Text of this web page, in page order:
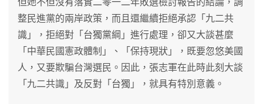
整民進黨的兩岸政策，而且還繼續拒絕承認「九二共
識」，拒絕對「台獨黨綱」進行處理，卻又大談甚麼
「中華民國憲政體制」、「保持現狀」，既要忽悠美國
人，又要欺騙台灣選民。因此，張志軍在此時此刻大談
「九二共識」及反對「台獨」，就具有特別意義。